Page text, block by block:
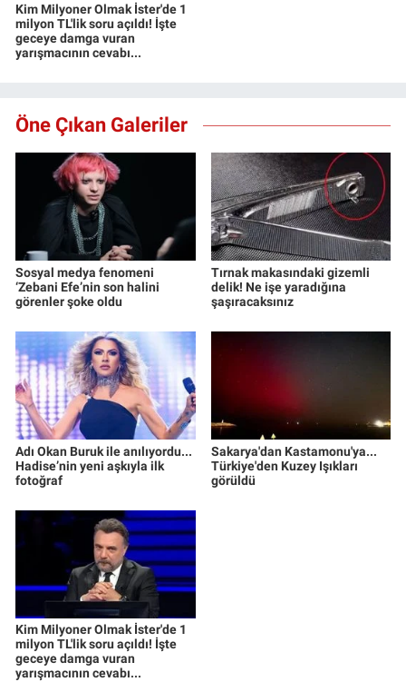
Kim Milyoner Olmak İster'de 1
milyon TL'lik soru açıldı! İşte
geceye damga vuran
yarışmacının cevabı...
Öne Çıkan Galeriler
Sosyal medya fenomeni
‘Zebani Efe’nin son halini
görenler şoke oldu
Tırnak makasındaki gizemli
delik! Ne işe yaradığına
şaşıracaksınız
Adı Okan Buruk ile anılıyordu...
Hadise’nin yeni aşkıyla ilk
fotoğraf
Sakarya'dan Kastamonu'ya...
Türkiye'den Kuzey Işıkları
görüldü
Kim Milyoner Olmak İster'de 1
milyon TL'lik soru açıldı! İşte
geceye damga vuran
yarışmacının cevabı...